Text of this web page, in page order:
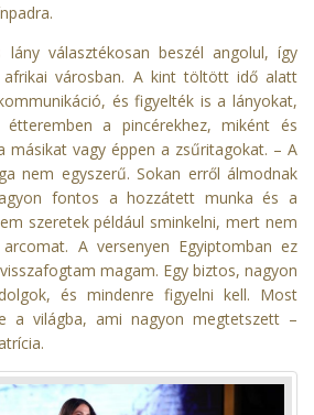
választékosan beszél angolul, így
városban. A kint töltött idő alatt
és figyelték is a lányokat,
étteremben a pincérekhez, miként és
másikat vagy éppen a zsűritagokat. – A
nem egyszerű. Sokan erről álmodnak
fontos a hozzátett munka és a
szeretek például sminkelni, mert nem
A versenyen Egyiptomban ez
magam. Egy biztos, nagyon
és mindenre figyelni kell. Most
a világba, ami nagyon megtetszett –